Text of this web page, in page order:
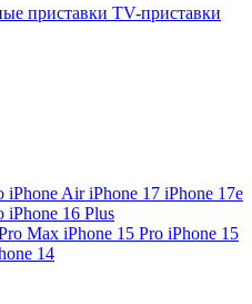
приставки TV-приставки
iPhone AiriPhone 17 iPhone 17e
iPhone 16 Plus
Max iPhone 15 Pro iPhone 15
14